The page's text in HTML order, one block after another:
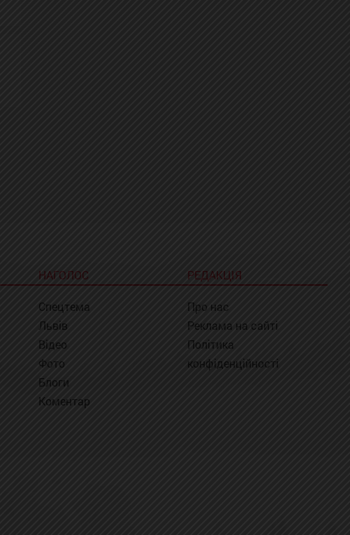
НАГОЛОС
Спецтема
Львів
Відео
Фото
Блоги
Коментар
РЕДАКЦІЯ
Про нас
Реклама на сайті
Політика
конфіденційності